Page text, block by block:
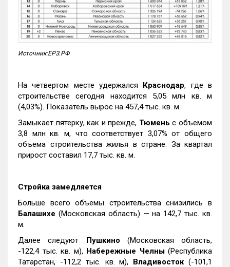
Источник:ЕРЗ.РФ
На четвертом месте удержался Краснодар, где в
строительстве сегодня находится 5,05 млн кв. м
(4,03%). Показатель вырос на 457,4 тыс. кв. м.
Замыкает пятерку, как и прежде, Тюмень с объемом
3,8 млн кв. м, что соответствует 3,07% от общего
объема строительства жилья в стране. За квартал
прирост составил 17,7 тыс. кв. м.
Стройка замедляется
Больше всего объемы строительства снизились в
Балашихе (Московская область) — на 142,7 тыс. кв.
м.
Далее следуют Пушкино (Московская область,
-122,4 тыс. кв. м), Набережные Челны(Республика
Татарстан, -112,2 тыс. кв. м), Владивосток(-101,1